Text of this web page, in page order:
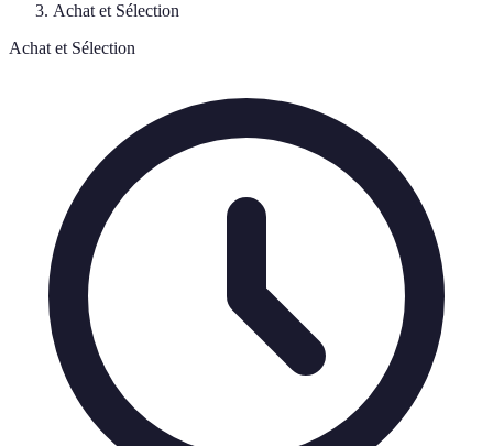
Achat et Sélection
Achat et Sélection